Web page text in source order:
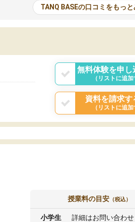
る機会が増えたり
試験対策の面接練
と伝えることもで
が多いので、その子達
っと何かに取り組んで
はたらく部はオンライ
TANQ BASEの口コミをもっと
無料体験を申し
（リストに追加
資料を請求す
（リストに追加
授業料の目安 （税込）
小学生 詳細はお問い合わ